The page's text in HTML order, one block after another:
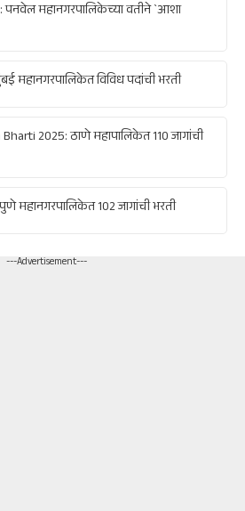
पनवेल महानगरपालिकेच्या वतीने `आशा
महानगरपालिकेत विविध पदांची भरती
2025: ठाणे महापालिकेत 110 जागांची
महानगरपालिकेत 102 जागांची भरती
---Advertisement---